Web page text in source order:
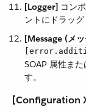
[Logger] コン
ントにドラッグ
[Message (メ
SOAP 属性ま
す。
[Configuration